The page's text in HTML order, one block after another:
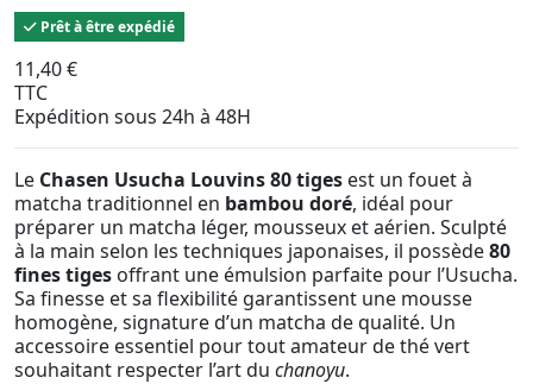
Prêt à être expédié
11,40 €
TTC
Expédition sous 24h à 48H
Le Chasen Usucha Louvins 80 tiges est un fouet à
matcha traditionnel en bambou doré, idéal pour
préparer un matcha léger, mousseux et aérien. Sculpté
à la main selon les techniques japonaises, il possède80
fines tiges offrant une émulsion parfaite pour l’Usucha.
Sa finesse et sa flexibilité garantissent une mousse
homogène, signature d’un matcha de qualité. Un
accessoire essentiel pour tout amateur de thé vert
souhaitant respecter l’art du chanoyu.